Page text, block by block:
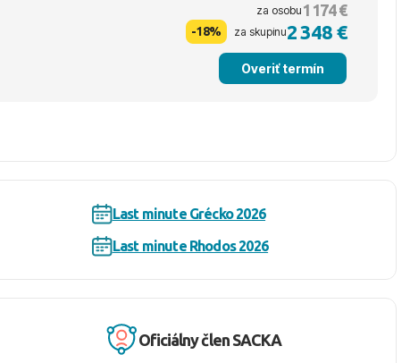
za osobu 1 174 €
-18% za skupinu2 348 €
Overiť termín
Last minute Grécko 2026
Last minute Rhodos 2026
Oficiálny člen SACKA